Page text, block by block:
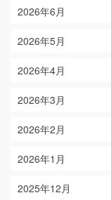
2026年6月
2026年5月
2026年4月
2026年3月
2026年2月
2026年1月
2025年12月